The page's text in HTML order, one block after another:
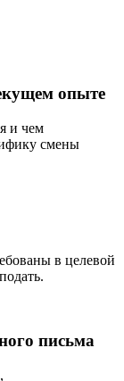
опыте
и чем
смены
в целевой
письма